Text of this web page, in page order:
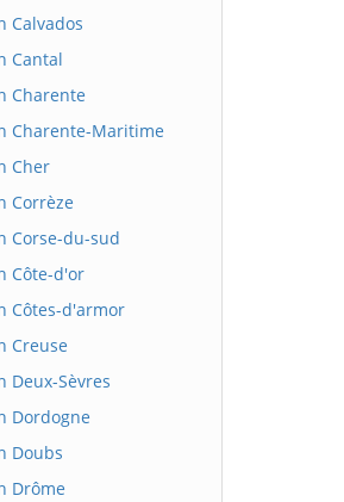
Calvados
Cantal
Charente
Charente-Maritime
Cher
Corrèze
Corse-du-sud
Côte-d'or
Côtes-d'armor
Creuse
Deux-Sèvres
Dordogne
Doubs
Drôme